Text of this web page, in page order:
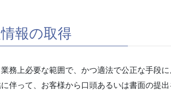
報の取得
務上必要な範囲で、かつ適法で公正な手段
伴って、お客様から口頭あるいは書面の提